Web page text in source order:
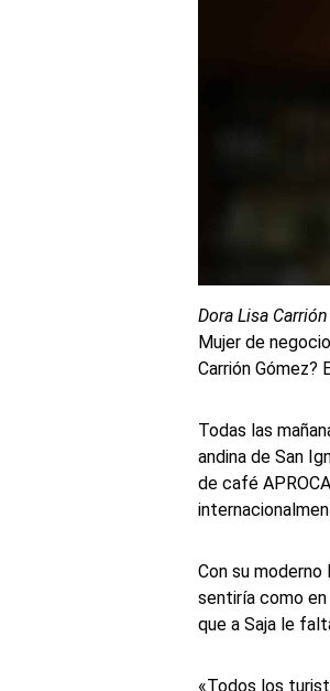
Dora Lisa
Mujer de
Carrión Gómez?
Todas las
andina de San
de café
Con su
sentiría como
que a Saja le
«Todos los